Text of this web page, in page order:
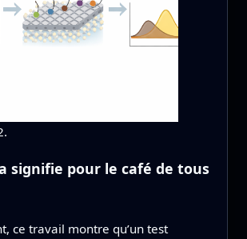
signifie pour le café de tous
ce travail montre qu’un test